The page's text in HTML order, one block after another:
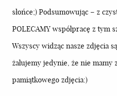
słońce;) Podsumowując – z
POLECAMY współpracę z tym
Wszyscy widząc nasze zdjęcia
żałujemy jedynie, że nie mamy
pamiątkowego zdjęcia:)